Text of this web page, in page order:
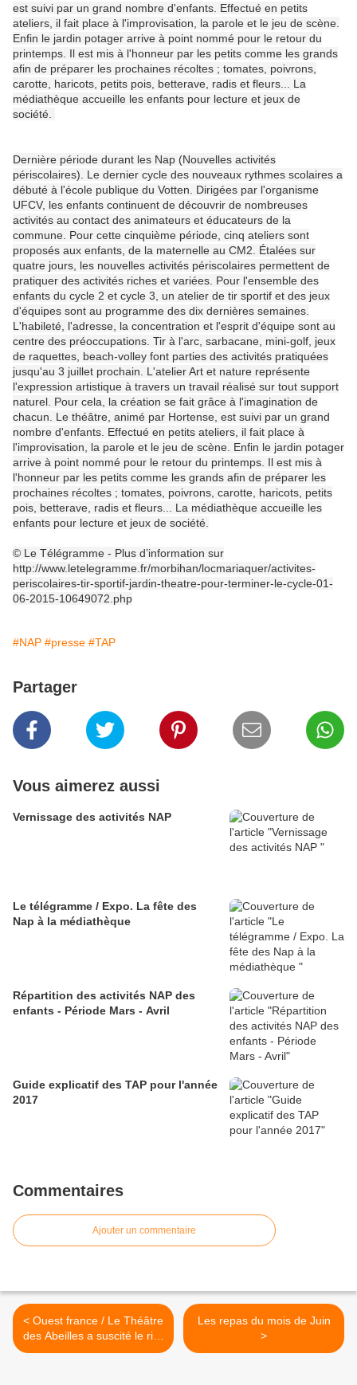
est suivi par un grand nombre d'enfants. Effectué en petits
ateliers, il fait place à l'improvisation, la parole et le jeu de scène.
Enfin le jardin potager arrive à point nommé pour le retour du
printemps. Il est mis à l'honneur par les petits comme les grands
afin de préparer les prochaines récoltes ; tomates, poivrons,
carotte, haricots, petits pois, betterave, radis et fleurs... La
médiathèque accueille les enfants pour lecture et jeux de
société.
Dernière période durant les Nap (Nouvelles activités
périscolaires). Le dernier cycle des nouveaux rythmes scolaires a
débuté à l'école publique du Votten. Dirigées par l'organisme
UFCV, les enfants continuent de découvrir de nombreuses
activités au contact des animateurs et éducateurs de la
commune. Pour cette cinquième période, cinq ateliers sont
proposés aux enfants, de la maternelle au CM2. Étalées sur
quatre jours, les nouvelles activités périscolaires permettent de
pratiquer des activités riches et variées. Pour l'ensemble des
enfants du cycle 2 et cycle 3, un atelier de tir sportif et des jeux
d'équipes sont au programme des dix dernières semaines.
L'habileté, l'adresse, la concentration et l'esprit d'équipe sont au
centre des préoccupations. Tir à l'arc, sarbacane, mini-golf, jeux
de raquettes, beach-volley font parties des activités pratiquées
jusqu'au 3 juillet prochain. L'atelier Art et nature représente
l'expression artistique à travers un travail réalisé sur tout support
naturel. Pour cela, la création se fait grâce à l'imagination de
chacun. Le théâtre, animé par Hortense, est suivi par un grand
nombre d'enfants. Effectué en petits ateliers, il fait place à
l'improvisation, la parole et le jeu de scène. Enfin le jardin potager
arrive à point nommé pour le retour du printemps. Il est mis à
l'honneur par les petits comme les grands afin de préparer les
prochaines récoltes ; tomates, poivrons, carotte, haricots, petits
pois, betterave, radis et fleurs... La médiathèque accueille les
enfants pour lecture et jeux de société.
© Le Télégramme - Plus d’information sur
http://www.letelegramme.fr/morbihan/locmariaquer/activites-
periscolaires-tir-sportif-jardin-theatre-pour-terminer-le-cycle-01-
06-2015-10649072.php
#NAP #presse #TAP
Partager
Vous aimerez aussi
Vernissage des activités NAP
Le télégramme / Expo. La fête des
Nap à la médiathèque
Répartition des activités NAP des
enfants - Période Mars - Avril
Guide explicatif des TAP pour l'année
2017
Commentaires
Ajouter un commentaire
< Ouest france / Le Théâtre
des Abeilles a suscité le rire
à La Ruche
Les repas du mois de Juin
>